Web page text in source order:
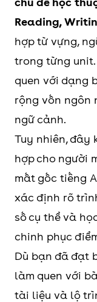
4
Unit 4
Units
4
Reading,
hợp từ vựng,
trong từng
quen với dạng
rộng vốn ngôn
ngữ cảnh.
Tuy nhiên, đây
hợp cho người
mất gốc tiếng
xác định rõ
số cụ thể và
chinh phục
Dù bạn đã đạt
làm quen với
tài liệu và lộ